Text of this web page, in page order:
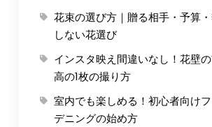
花束の選び方｜贈る相手・予算
しない花選び
インスタ映え間違いなし！花壁
高の1枚の撮り方
室内でも楽しめる！初心者向け
デニングの始め方